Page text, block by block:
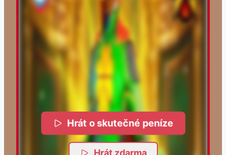
Hrát o skutečné peníze
Hrát zdarma